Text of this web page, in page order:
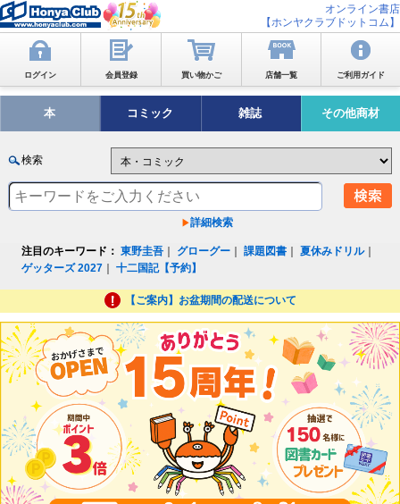
オンライン書店
【ホンヤクラブドットコム】
ログイン 会員登録 買い物かご 店舗一覧 ご利用ガイド
本 コミック 雑誌 その他商材
検索
詳細検索
注目のキーワード： 東野圭吾 グローグー ｜課題図書 ｜夏休みドリル｜
ゲッターズ 2027 ｜十二国記【予約】
【ご案内】お盆期間の配送について